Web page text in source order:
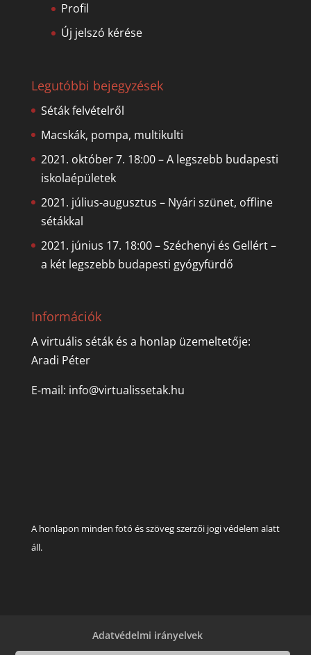
Profil
Új jelszó kérése
Legutóbbi bejegyzések
Séták felvételről
Macskák, pompa, multikulti
2021. október 7. 18:00 – A legszebb budapesti
iskolaépületek
2021. július-augusztus – Nyári szünet, offline
sétákkal
2021. június 17. 18:00 – Széchenyi és Gellért –
a két legszebb budapesti gyógyfürdő
Információk
A virtuális séták és a honlap üzemeltetője:
Aradi Péter
E-mail: info@virtualissetak.hu
A honlapon minden fotó és szöveg szerzői jogi védelem alatt
áll.
Adatvédelmi irányelvek